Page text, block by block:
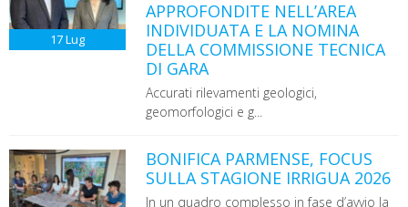
17Lug
APPROFONDITE NELL’AREA
INDIVIDUATA E LA NOMINA
DELLA COMMISSIONE TECNICA
DI GARA
Accurati rilevamenti geologici,
geomorfologici e g...
BONIFICA PARMENSE, FOCUS
SULLA STAGIONE IRRIGUA 2026
In un quadro complesso in fase d’avvio la